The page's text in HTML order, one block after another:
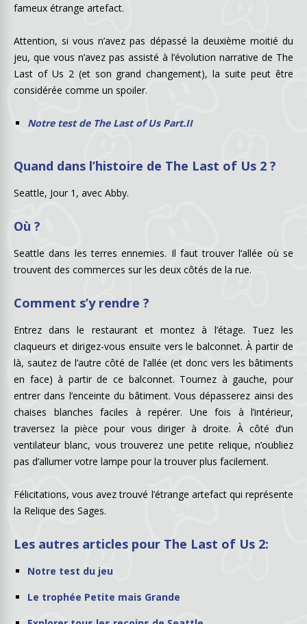
fameux étrange artefact.
Attention, si vous n’avez pas dépassé la deuxième moitié du
jeu, que vous n’avez pas assisté à l’évolution narrative de The
Last of Us 2 (et son grand changement), la suite peut être
considérée comme un spoiler.
Notre test de The Last of Us Part.II
Quand dans l’histoire de The Last of Us 2 ?
Seattle, Jour 1, avec Abby.
Où ?
Seattle dans les terres ennemies. Il faut trouver l’allée où se
trouvent des commerces sur les deux côtés de la rue.
Comment s’y rendre ?
Entrez dans le restaurant et montez à l’étage. Tuez les
claqueurs et dirigez-vous ensuite vers le balconnet. À partir de
là, sautez de l’autre côté de l’allée (et donc vers les bâtiments
en face) à partir de ce balconnet. Tournez à gauche, pour
entrer dans l’enceinte du bâtiment. Vous dépasserez ainsi des
chaises blanches faciles à repérer. Une fois à l’intérieur,
traversez la pièce pour vous diriger à droite. À côté d’un
ventilateur blanc, vous trouverez une petite relique, n’oubliez
pas d’allumer votre lampe pour la trouver plus facilement.
Félicitations, vous avez trouvé l’étrange artefact qui représente
la Relique des Sages.
Les autres articles pour The Last of Us 2:
Notre test du jeu
Le trophée Petite mais Grande